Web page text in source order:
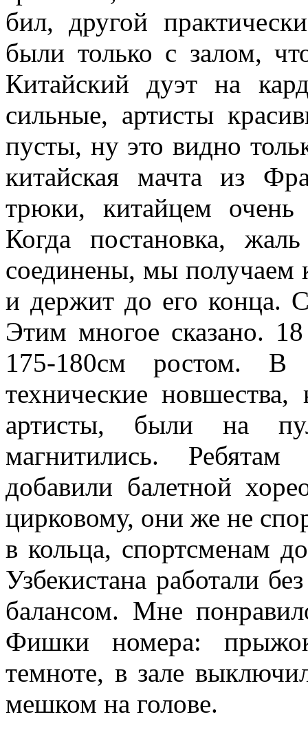
бил, другой
были только с залом,
Китайский дуэт на
сильные, артисты
пусты, ну это видно
китайская мачта из
трюки, китайцем очень
Когда постановка,
соединены, мы получаем
и держит до его конца.
Этим многое сказано.
175-180см ростом. В
технические новшества,
артисты, были на
магнитились. Ребятам
добавили балетной
цирковому, они же не
в кольца, спортсменам
Узбекистана работали
балансом. Мне
Фишки номера:
темноте, в зале
мешком на голове.